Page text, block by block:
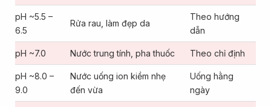
pH ~5.5 –
6.5
Rửa rau, làm đẹp da
Theo hướng
dẫn
pH ~7.0 Nước trung tính, pha thuốc Theo chỉ định
pH ~8.0 –
9.0
Nước uống ion kiềm nhẹ
đến vừa
Uống hằng
ngày